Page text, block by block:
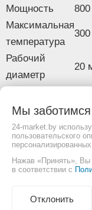
Изображение
СмотретьПолное
Мощность
Максимальная
температура
300
Рабочий
диаметр
20
нагревателя
Термостат
Да
Комплектация
Сменные
насадки
Да
Мы
24-market.by
пользовательского
Нажав «Принять», Вы
в соответствии с
Отклонить